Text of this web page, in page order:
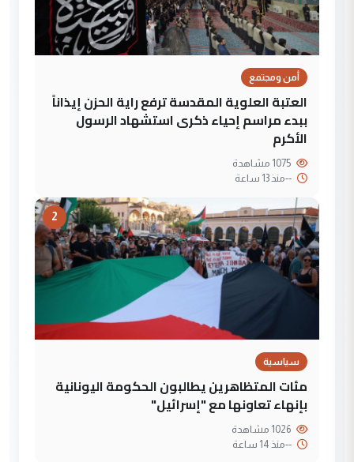
أمن ومجتمع
العتبة العلوية المقدسة ترفع راية الحزن إيذاناً
ببدء مراسم إحياء ذكرى استشهاد الرسول
الأكرم
--منذ 13 ساعة
2
سياسية
مئات المتظاهرين يطالبون الحكومة اليونانية
بإنهاء تعاونها مع "إسرائيل"
--منذ 14 ساعة